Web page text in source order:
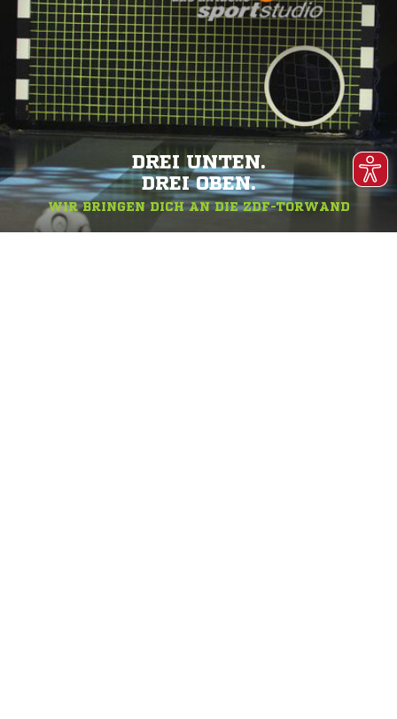
DREI UNTEN.
DREI OBEN.
WIR BRINGEN DICH AN DIE ZDF-TORWAND